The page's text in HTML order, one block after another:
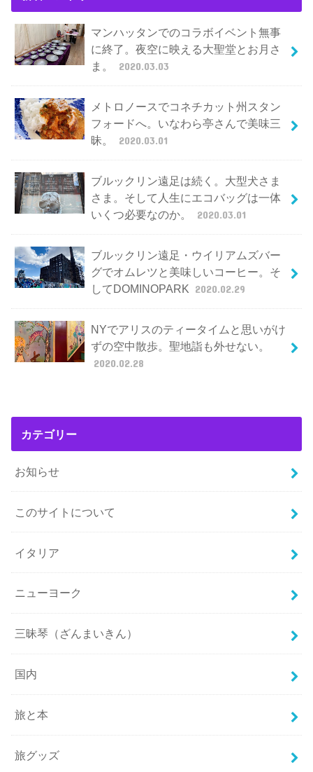
マンハッタンでのコラボイベント無事
に終了。夜空に映える大聖堂とお月さ
ま。
2020.03.03
メトロノースでコネチカット州スタン
フォードへ。いなわら亭さんで美味三
昧。
2020.03.01
ブルックリン遠足は続く。大型犬さま
さま。そして人生にエコバッグは一体
いくつ必要なのか。
2020.03.01
ブルックリン遠足・ウイリアムズバー
グでオムレツと美味しいコーヒー。そ
してDOMINOPARK 2020.02.29
NYでアリスのティータイムと思いがけ
ずの空中散歩。聖地詣も外せない。
2020.02.28
カテゴリー
お知らせ
このサイトについて
イタリア
ニューヨーク
三昧琴（ざんまいきん）
国内
旅と本
旅グッズ